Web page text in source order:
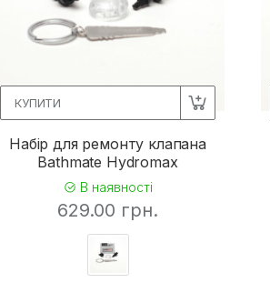
КУПИТИ
Набір для ремонту клапана
Bathmate Hydromax
В наявності
629.00 грн.